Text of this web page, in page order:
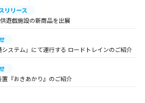
リリース
遊戯施設の新商品を出展
システム」にて運行する ロードトレインのご紹介
『おきあかり』のご紹介